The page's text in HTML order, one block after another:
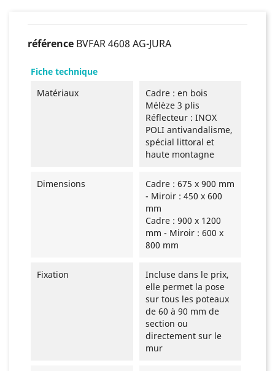
référence BVFAR 4608 AG-JURA
Fiche technique
Matériaux
Cadre : en bois
Mélèze 3 plis
Réflecteur : INOX
POLI antivandalisme,
spécial littoral et
haute montagne
Dimensions
Cadre : 675 x 900 mm
- Miroir : 450 x 600
mm
Cadre : 900 x 1200
mm - Miroir : 600 x
800 mm
Fixation
Incluse dans le prix,
elle permet la pose
sur tous les poteaux
de 60 à 90 mm de
section ou
directement sur le
mur